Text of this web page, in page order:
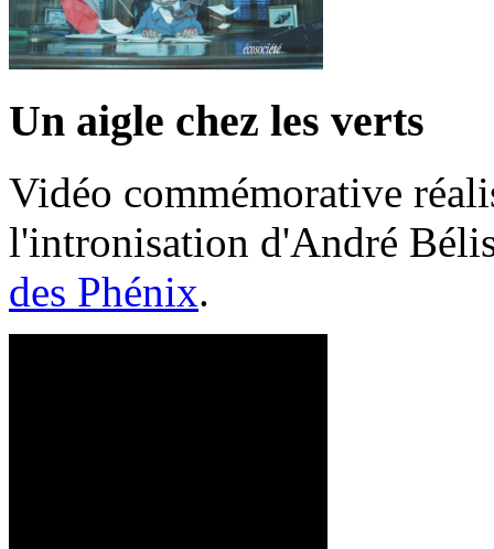
Un aigle chez les verts
Vidéo commémorative
l'intronisation d'André
des Phénix.